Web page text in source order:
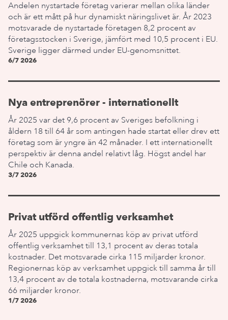
Andelen nystartade företag varierar mellan olika länder
och är ett mått på hur dynamiskt näringslivet är. År 2023
motsvarade de nystartade företagen 8,2 procent av
företagsstocken i Sverige, jämfört med 10,5 procent i EU.
Sverige ligger därmed under EU-genomsnittet.
6/7 2026
Nya entreprenörer - internationellt
År 2025 var det 9,6 procent av Sveriges befolkning i
åldern 18 till 64 år som antingen hade startat eller drev ett
företag som är yngre än 42 månader. I ett internationellt
perspektiv är denna andel relativt låg. Högst andel har
Chile och Kanada.
3/7 2026
Privat utförd offentlig verksamhet
År 2025 uppgick kommunernas köp av privat utförd
offentlig verksamhet till 13,1 procent av deras totala
kostnader. Det motsvarade cirka 115 miljarder kronor.
Regionernas köp av verksamhet uppgick till samma år till
13,4 procent av de totala kostnaderna, motsvarande cirka
66 miljarder kronor.
1/7 2026